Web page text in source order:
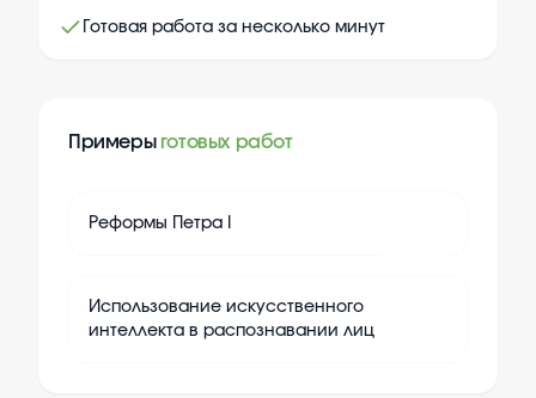
Готовая работа за несколько минут
Примеры готовых работ
Реформы Петра I
Использование искусственного
интеллекта в распознавании лиц